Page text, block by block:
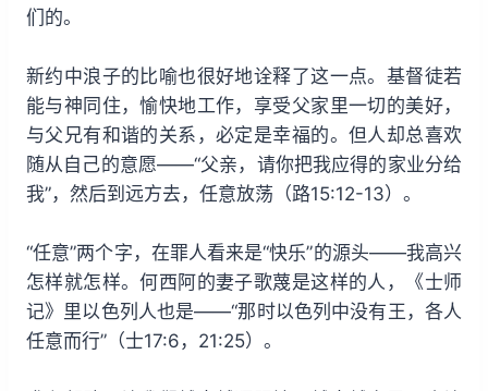
们的。
新约中浪子的比喻也很好地诠释了这一点。基督徒若
能与神同住，愉快地工作，享受父家里一切的美好，
与父兄有和谐的关系，必定是幸福的。但人却总喜欢
随从自己的意愿——“父亲，请你把我应得的家业分给
我”，然后到远方去，任意放荡（路15:12-13）。
“任意”两个字，在罪人看来是“快乐”的源头——我高兴
怎样就怎样。何西阿的妻子歌蔑是这样的人，《士师
记》里以色列人也是——“那时以色列中没有王，各人
任意而行”（士17:6，21:25）。